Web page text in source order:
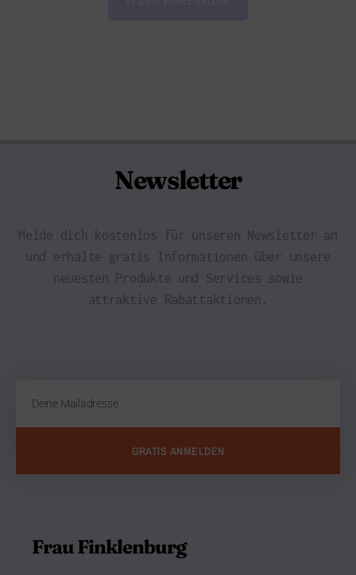
Newsletter
Melde dich kostenlos für unseren Newsletter an
und erhalte gratis Informationen über unsere
neuesten Produkte und Services sowie
attraktive Rabattaktionen.
GRATIS ANMELDEN
Frau Finklenburg